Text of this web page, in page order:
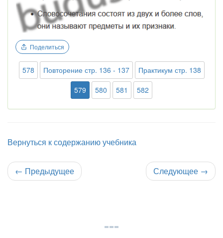
Поделиться
578 Повторение стр. 136 - 137
Практикум стр. 138
579
580 581 582
Вернуться к содержанию учебника
← Предыдущее Следующее →